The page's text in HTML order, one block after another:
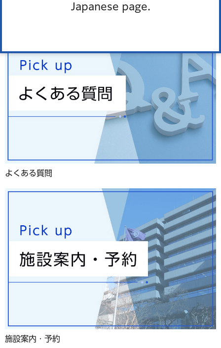
Japanese page.
よくある質問
施設案内・予約